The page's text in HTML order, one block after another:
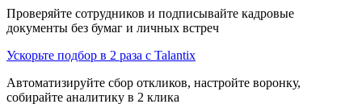
Проверяйте сотрудников и подписывайте кадровые
документы без бумаг и личных встреч
Ускорьте подбор в 2 раза с Talantix
Автоматизируйте сбор откликов, настройте воронку,
собирайте аналитику в 2 клика